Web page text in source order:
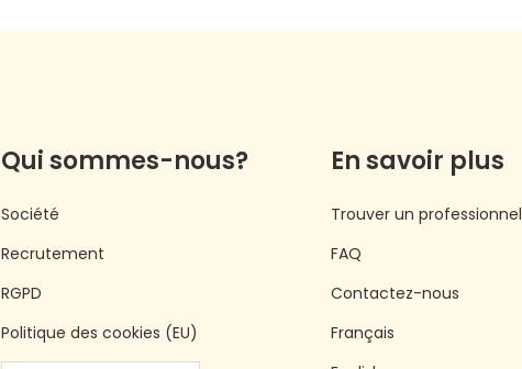
Qui sommes-nous?
Société
Recrutement
RGPD
Politique des cookies (EU)
En savoir plus
Trouver un professionnel
FAQ
Contactez-nous
Français